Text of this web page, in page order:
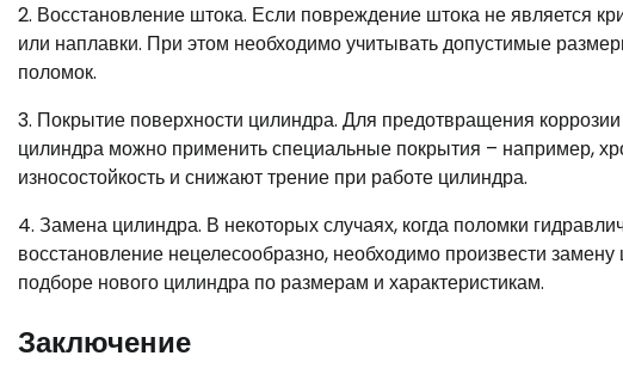
2. Восстановление штока. Если повреждение штока не является
или наплавки. При этом необходимо учитывать допустимые
поломок.
3. Покрытие поверхности цилиндра. Для предотвращения
цилиндра можно применить специальные покрытия – например,
износостойкость и снижают трение при работе цилиндра.
4. Замена цилиндра. В некоторых случаях, когда поломки
восстановление нецелесообразно, необходимо произвести
подборе нового цилиндра по размерам и характеристикам.
Заключение